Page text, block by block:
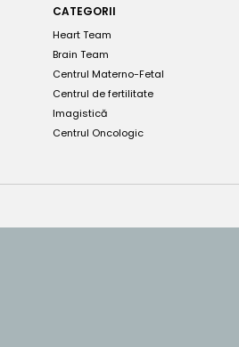
CATEGORII
Heart Team
Brain Team
Centrul Materno-Fetal
Centrul de fertilitate
Imagistică
Centrul Oncologic